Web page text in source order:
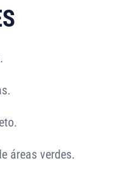
áreas verdes.